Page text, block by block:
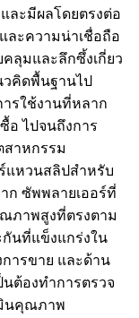
ละมีผลโดยตรงต่อ
ละความน่าเชื่อถือ
ลุมและลึกซึ้งเกี่ยว
วคิดพื้นฐานไป
รใช้งานที่หลาก
อ ไปจนถึงการ
สาหกรรม
แหวนสลิปสำหรับ
ก ซัพพลายเออร์ที่
ภาพสูงที่ตรงตาม
กันที่แข็งแกร่งใน
ารขาย และด้าน
นต้องทำการตรวจ
มินคุณภาพ